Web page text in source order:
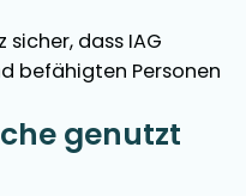
dass IAG
befähigten Personen
genutzt